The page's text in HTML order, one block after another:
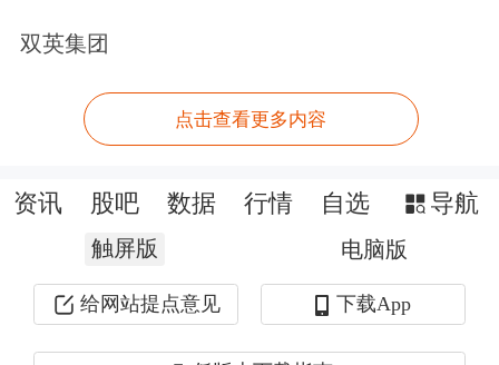
双英集团
点击查看更多内容
资讯 股吧 数据 行情 自选 导航
触屏版 电脑版
给网站提点意见 下载App